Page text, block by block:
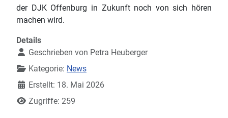
der DJK Offenburg in Zukunft noch von sich hören
machen wird.
Details
Geschrieben von Petra Heuberger
Kategorie: News
Erstellt: 18. Mai 2026
Zugriffe: 259